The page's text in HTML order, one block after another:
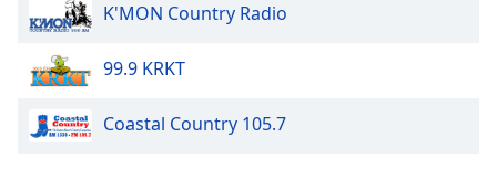
Text
Color
Opacity
K'MON Country Radio
99.9 KRKT
Coastal Country 105.7